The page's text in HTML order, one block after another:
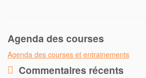
Agenda des courses
Agenda des courses et entrainements
Commentaires récents